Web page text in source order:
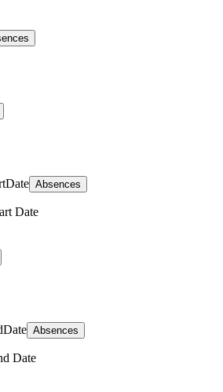
Absences
Date
Absences
Date